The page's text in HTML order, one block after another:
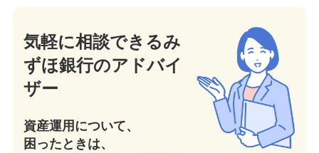
気軽に相談できるみ
ずほ銀行のアドバイ
ザー
資産運用について、
困ったときは、